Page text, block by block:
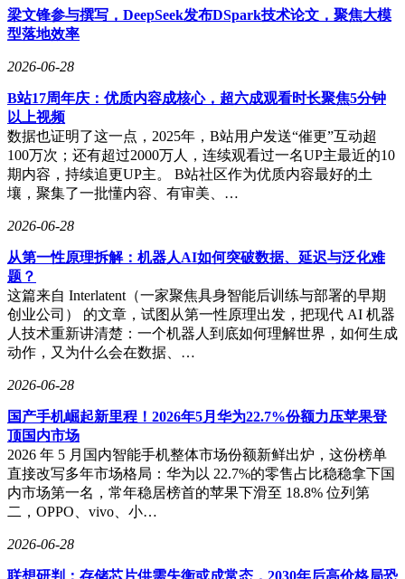
梁文锋参与撰写，DeepSeek发布DSpark技术论文，聚焦大模
型落地效率
2026-06-28
B站17周年庆：优质内容成核心，超六成观看时长聚焦5分钟
以上视频
数据也证明了这一点，2025年，B站用户发送“催更”互动超
100万次；还有超过2000万人，连续观看过一名UP主最近的10
期内容，持续追更UP主。 B站社区作为优质内容最好的土
壤，聚集了一批懂内容、有审美、…
2026-06-28
从第一性原理拆解：机器人AI如何突破数据、延迟与泛化难
题？
这篇来自 Interlatent（一家聚焦具身智能后训练与部署的早期
创业公司） 的文章，试图从第一性原理出发，把现代 AI 机器
人技术重新讲清楚：一个机器人到底如何理解世界，如何生成
动作，又为什么会在数据、…
2026-06-28
国产手机崛起新里程！2026年5月华为22.7%份额力压苹果登
顶国内市场
2026 年 5 月国内智能手机整体市场份额新鲜出炉，这份榜单
直接改写多年市场格局：华为以 22.7%的零售占比稳稳拿下国
内市场第一名，常年稳居榜首的苹果下滑至 18.8% 位列第
二，OPPO、vivo、小…
2026-06-28
联想研判：存储芯片供需失衡或成常态，2030年后高价格局恐